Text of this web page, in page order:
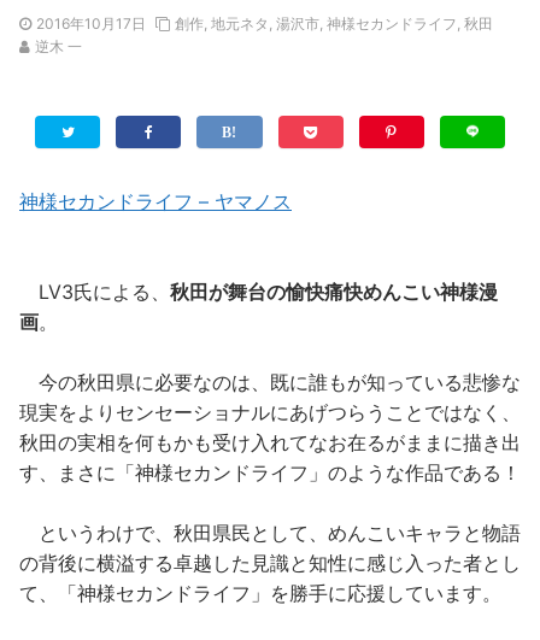
2016年10月17日 創作, 地元ネタ , 湯沢市, 神様セカンドライフ, 秋田
逆木 一
神様セカンドライフ – ヤマノス
LV3氏による、 秋田が舞台の愉快痛快めんこい神様漫
画。
今の秋田県に必要なのは、既に誰もが知っている悲惨な
現実をよりセンセーショナルにあげつらうことではなく、
秋田の実相を何もかも受け入れてなお在るがままに描き出
す、まさに「神様セカンドライフ」のような作品である！
というわけで、秋田県民として、めんこいキャラと物語
の背後に横溢する卓越した見識と知性に感じ入った者とし
て、「神様セカンドライフ」を勝手に応援しています。